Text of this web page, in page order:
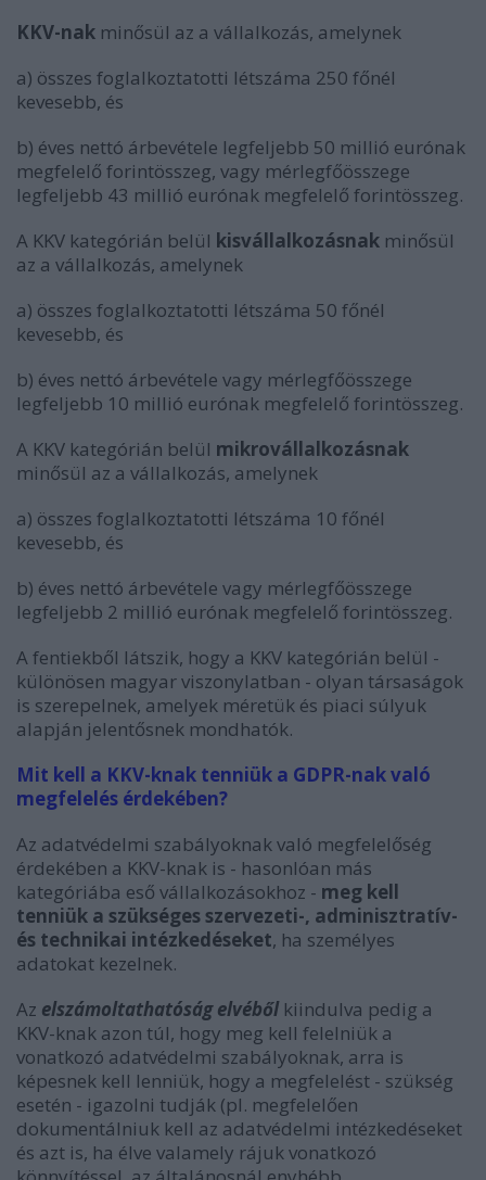
KKV-nak minősül az a vállalkozás, amelynek
a) összes foglalkoztatotti létszáma 250 főnél
kevesebb, és
b) éves nettó árbevétele legfeljebb 50 millió eurónak
megfelelő forintösszeg, vagy mérlegfőösszege
legfeljebb 43 millió eurónak megfelelő forintösszeg.
A KKV kategórián belül kisvállalkozásnak minősül
az a vállalkozás, amelynek
a) összes foglalkoztatotti létszáma 50 főnél
kevesebb, és
b) éves nettó árbevétele vagy mérlegfőösszege
legfeljebb 10 millió eurónak megfelelő forintösszeg.
A KKV kategórián belül mikrovállalkozásnak
minősül az a vállalkozás, amelynek
a) összes foglalkoztatotti létszáma 10 főnél
kevesebb, és
b) éves nettó árbevétele vagy mérlegfőösszege
legfeljebb 2 millió eurónak megfelelő forintösszeg.
A fentiekből látszik, hogy a KKV kategórián belül -
különösen magyar viszonylatban - olyan társaságok
is szerepelnek, amelyek méretük és piaci súlyuk
alapján jelentősnek mondhatók.
Mit kell a KKV-knak tenniük a GDPR-nak való
megfelelés érdekében?
Az adatvédelmi szabályoknak való megfelelőség
érdekében a KKV-knak is - hasonlóan más
kategóriába eső vállalkozásokhoz - meg kell
tenniük a szükséges szervezeti-, adminisztratív-
és technikai intézkedéseket, ha személyes
adatokat kezelnek.
Az elszámoltathatóság elvéből kiindulva pedig a
KKV-knak azon túl, hogy meg kell felelniük a
vonatkozó adatvédelmi szabályoknak, arra is
képesnek kell lenniük, hogy a megfelelést - szükség
esetén - igazolni tudják (pl. megfelelően
dokumentálniuk kell az adatvédelmi intézkedéseket
és azt is, ha élve valamely rájuk vonatkozó